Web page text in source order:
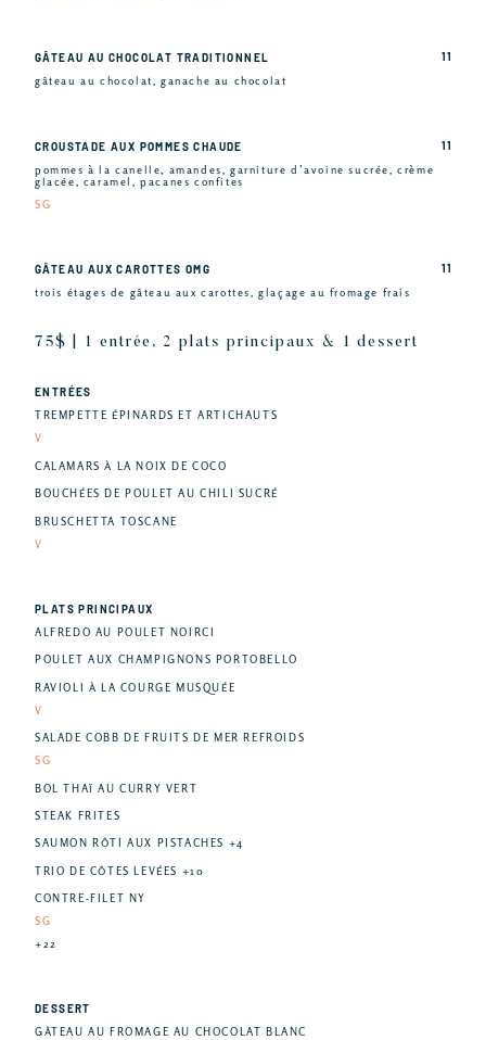
GÂTEAU AU CHOCOLAT TRADITIONNEL
gâteau au chocolat, ganache au chocolat
11
CROUSTADE AUX POMMES CHAUDE
pommes à la canelle, amandes, garniture d’avoine sucrée, crème
glacée, caramel, pacanes confites
SG
11
GÂTEAU AUX CAROTTES OMG
trois étages de gâteau aux carottes, glaçage au fromage frais
11
75$ | 1 entrée, 2 plats principaux & 1 dessert
ENTRÉES
TREMPETTE ÉPINARDS ET ARTICHAUTS
V
CALAMARS À LA NOIX DE COCO
BOUCHÉES DE POULET AU CHILI SUCRÉ
BRUSCHETTA TOSCANE
V
PLATS PRINCIPAUX
ALFREDO AU POULET NOIRCI
POULET AUX CHAMPIGNONS PORTOBELLO
RAVIOLI À LA COURGE MUSQUÉE
V
SALADE COBB DE FRUITS DE MER REFROIDS
SG
BOL THAÏ AU CURRY VERT
STEAK FRITES
SAUMON RÔTI AUX PISTACHES +4
TRIO DE CÔTES LEVÉES +10
CONTRE-FILET NY
SG
+22
DESSERT
GÂTEAU AU FROMAGE AU CHOCOLAT BLANC